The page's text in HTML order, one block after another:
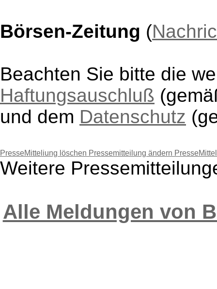
Börsen-Zeitung (
Beachten Sie bitte die
Haftungsauschluß
und dem Datenschutz
PresseMitteliung löschen Pressemitteilung ändern
Weitere
Alle Meldungen von